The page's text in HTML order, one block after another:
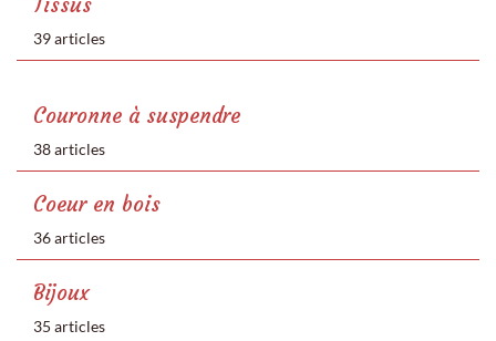
39 articles
Couronne à suspendre
38 articles
Coeur en bois
36 articles
Bijoux
35 articles